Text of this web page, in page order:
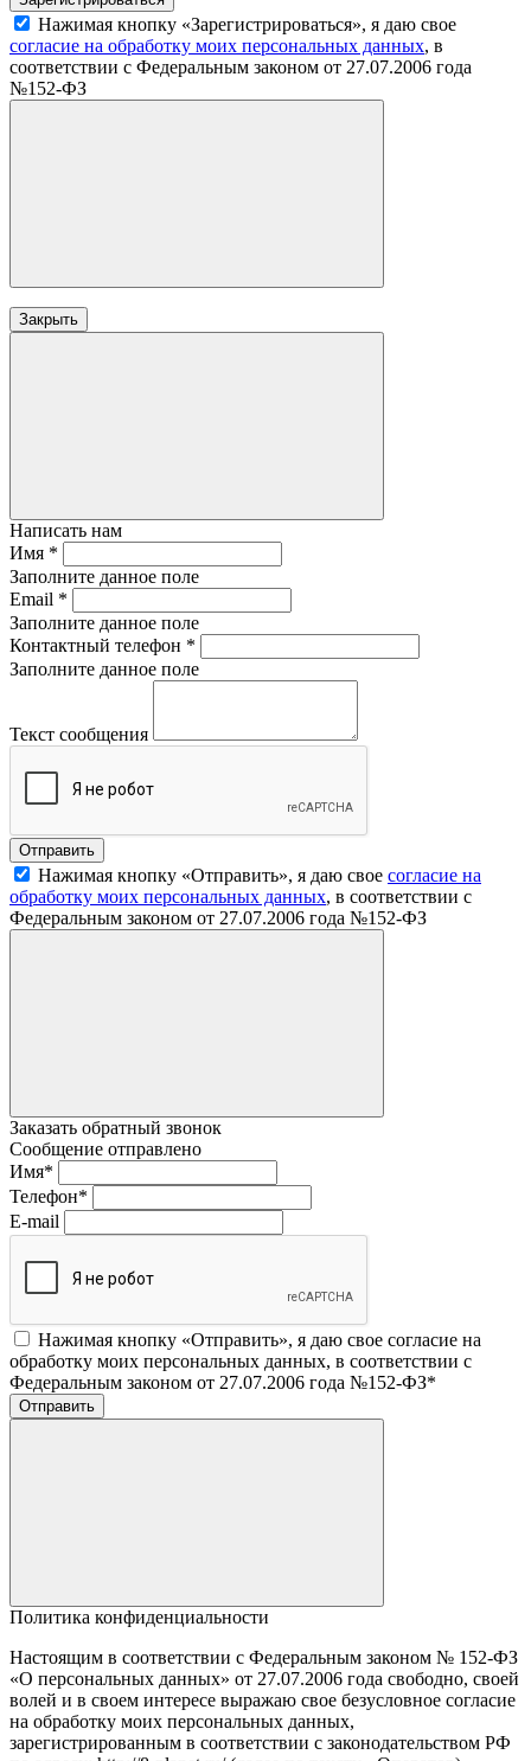
Нажимая кнопку «Зарегистрироваться», я даю свое
согласие на обработку моих персональных данных, в
соответствии с Федеральным законом от 27.07.2006 года
№152-ФЗ
Закрыть
Написать нам
Имя *
Заполните данное поле
Email *
Заполните данное поле
Контактный телефон *
Заполните данное поле
Текст сообщения
Нажимая кнопку «Отправить», я даю свое согласие на
обработку моих персональных данных, в соответствии с
Федеральным законом от 27.07.2006 года №152-ФЗ
Заказать обратный звонок
Сообщение отправлено
Имя*
Телефон*
E-mail
Нажимая кнопку «Отправить», я даю свое согласие на
обработку моих персональных данных, в соответствии с
Федеральным законом от 27.07.2006 года №152-ФЗ*
Отправить
Политика конфиденциальности
Настоящим в соответствии с Федеральным законом № 152-ФЗ
«О персональных данных» от 27.07.2006 года свободно, своей
волей и в своем интересе выражаю свое безусловное согласие
на обработку моих персональных данных,
зарегистрированным в соответствии с законодательством РФ